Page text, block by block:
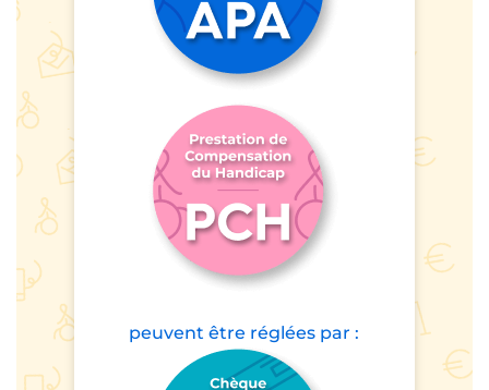
peuvent être prises
en charge par :